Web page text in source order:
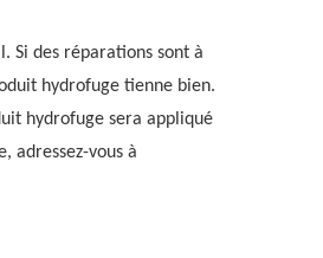
Si des réparations sont à
hydrofuge tienne bien.
hydrofuge sera appliqué
adressez-vous à